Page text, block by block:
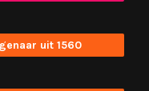
uit 1560